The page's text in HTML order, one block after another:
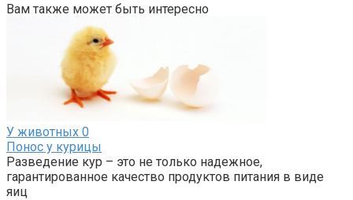
Вам также может быть интересно
У животных 0
Понос у курицы
Разведение кур – это не только надежное,
гарантированное качество продуктов питания в виде
яиц